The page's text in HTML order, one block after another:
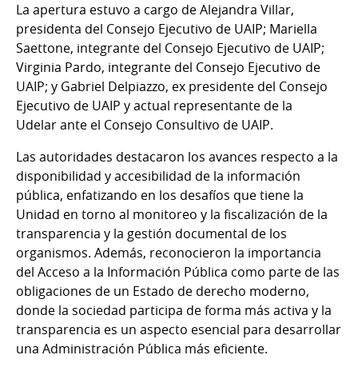
La apertura estuvo a cargo de Alejandra Villar,
presidenta del Consejo Ejecutivo de UAIP; Mariella
Saettone, integrante del Consejo Ejecutivo de UAIP;
Virginia Pardo, integrante del Consejo Ejecutivo de
UAIP; y Gabriel Delpiazzo, ex presidente del Consejo
Ejecutivo de UAIP y actual representante de la
Udelar ante el Consejo Consultivo de UAIP.
Las autoridades destacaron los avances respecto a la
disponibilidad y accesibilidad de la información
pública, enfatizando en los desafíos que tiene la
Unidad en torno al monitoreo y la fiscalización de la
transparencia y la gestión documental de los
organismos. Además, reconocieron la importancia
del Acceso a la Información Pública como parte de las
obligaciones de un Estado de derecho moderno,
donde la sociedad participa de forma más activa y la
transparencia es un aspecto esencial para desarrollar
una Administración Pública más eficiente.